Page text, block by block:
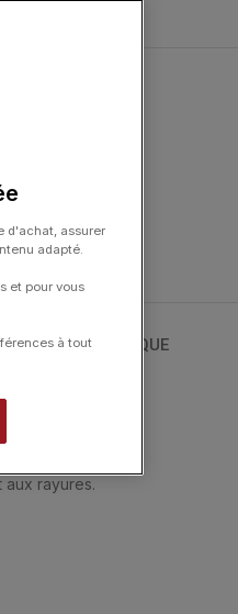
NOTRE BOUTIQUE
rayures.
d'achat, assurer
adapté.
et pour vous
à tout